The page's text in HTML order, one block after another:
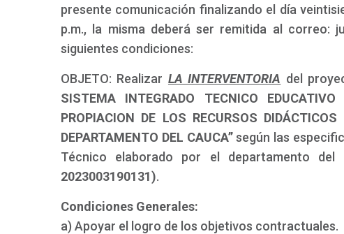
presente comunicación finalizando el día
p.m., la misma deberá ser remitida al correo:
siguientes condiciones:
OBJETO: Realizar LA INTERVENTORIA del
SISTEMA INTEGRADO TECNICO
PROPIACION DE LOS RECURSOS
DEPARTAMENTO DEL CAUCA”según las
Técnico elaborado por el departamento
2023003190131).
Condiciones Generales:
a) Apoyar el logro de los objetivos contractuales.